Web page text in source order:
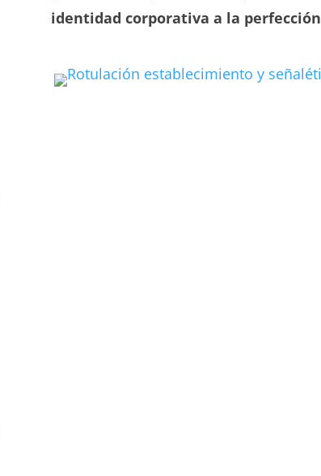
identidad corporativa a la perfección